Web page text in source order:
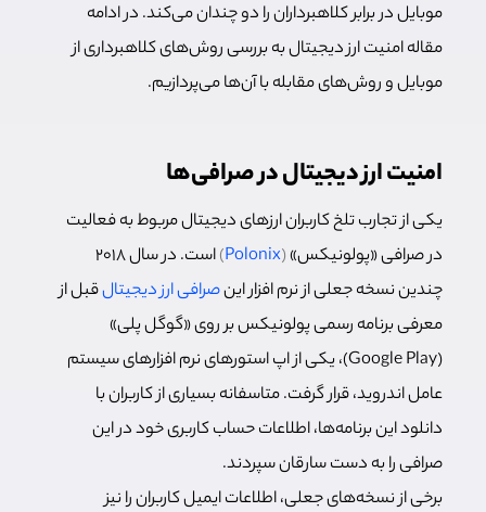
موبایل در برابر کلاهبرداران را دو چندان می‌کند. در ادامه
مقاله امنیت ارز دیجیتال به بررسی روش‌های کلاهبرداری از
موبایل و روش‌های مقابله با آن‌ها می‌پردازیم.
امنیت ارز دیجیتال در صرافی‌ها
یکی از تجارب تلخ کاربران ارزهای دیجیتال مربوط به فعالیت
در صرافی «پولونیکس»(
Polonix
)
است. در سال 2018
چندین نسخه جعلی از نرم افزار اینصرافی ارز دیجیتالقبل از
معرفی برنامه رسمی پولونیکس بر روی «گوگل پلی»
(Google Play)، یکی از اپ استورهای نرم افزارهای سیستم
عامل اندروید، قرار گرفت. متاسفانه بسیاری از کاربران با
دانلود این برنامه‌ها، اطلاعات حساب کاربری خود در این
صرافی را به دست سارقان سپردند.
برخی از نسخه‌های جعلی، اطلاعات ایمیل کاربران را نیز